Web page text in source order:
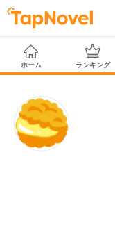
ホーム ランキング